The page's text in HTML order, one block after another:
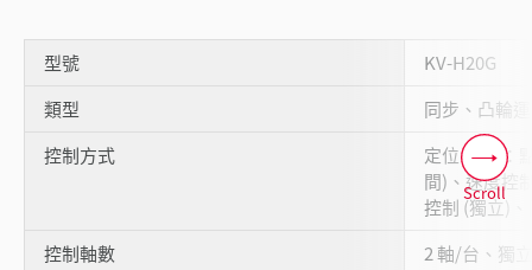
型號
KV-H20G
類型
同步、凸輪
控制方式
定位 (PTP：
間)、速度控
控制 (獨立)
控制軸數
2 軸/台、獨
Scroll